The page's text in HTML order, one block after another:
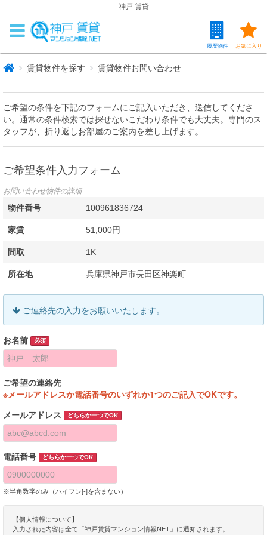
神戸 賃貸
お気に入り
履歴物件
賃貸物件を探す 賃貸物件お問い合わせ
ご希望の条件を下記のフォームにご記入いただき、送信してくださ
い。通常の条件検索では探せないこだわり条件でも大丈夫。専門のス
タッフが、折り返しお部屋のご案内を差し上げます。
ご希望条件入力フォーム
お問い合わせ物件の詳細
物件番号 100961836724
家賃 51,000円
間取 1K
所在地 兵庫県神戸市長田区神楽町
ご連絡先の入力をお願いいたします。
お名前 必須
ご希望の連絡先
※メールアドレスか電話番号のいずれか1つのご記入でOKです。
メールアドレス どちらか一つでOK
電話番号 どちらか一つでOK
※半角数字のみ（ハイフン[-]を含まない）
【個人情報について】
入力された内容は全て「神戸賃貸マンション情報NET」に通知されます。